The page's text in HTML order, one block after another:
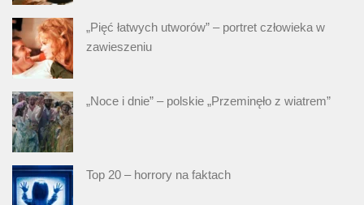
„Pięć łatwych utworów” – portret człowieka w
zawieszeniu
„Noce i dnie” – polskie „Przeminęło z wiatrem”
Top 20 – horrory na faktach